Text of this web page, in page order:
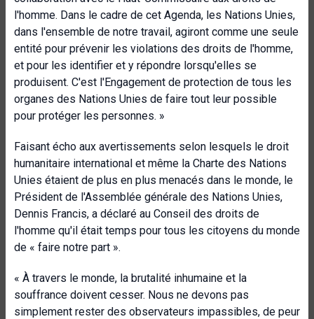
l'homme. Dans le cadre de cet Agenda, les Nations Unies,
dans l'ensemble de notre travail, agiront comme une seule
entité pour prévenir les violations des droits de l'homme,
et pour les identifier et y répondre lorsqu'elles se
produisent. C'est l'Engagement de protection de tous les
organes des Nations Unies de faire tout leur possible
pour protéger les personnes. »
Faisant écho aux avertissements selon lesquels le droit
humanitaire international et même la Charte des Nations
Unies étaient de plus en plus menacés dans le monde, le
Président de l'Assemblée générale des Nations Unies,
Dennis Francis, a déclaré au Conseil des droits de
l'homme qu'il était temps pour tous les citoyens du monde
de « faire notre part ».
« À travers le monde, la brutalité inhumaine et la
souffrance doivent cesser. Nous ne devons pas
simplement rester des observateurs impassibles, de peur